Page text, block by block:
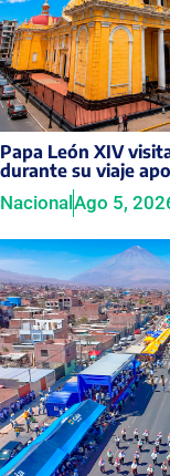
Papa León XIV
durante su viaje
Nacional Ago 5,